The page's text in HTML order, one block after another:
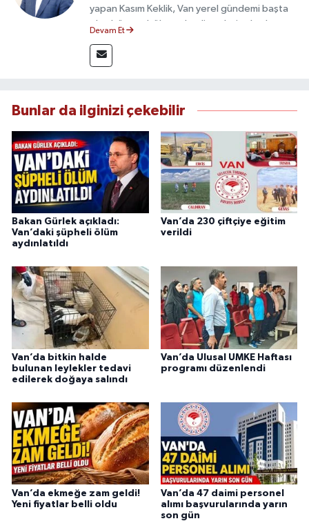
yapan Kasım Keklik, Van yerel gündemi başta
olmak üzere bölgesel gelişmeleri sahadan
deneyimiyle hızlı ve doğru haber üretimine
odaklanan Keklik, tarafsızlık ve etik gazetecilik
Devam Et
Bunlar da ilginizi çekebilir
Bakan Gürlek açıkladı:
Van’daki şüpheli ölüm
aydınlatıldı
Van’da 230 çiftçiye eğitim
verildi
Van’da bitkin halde
bulunan leylekler tedavi
edilerek doğaya salındı
Van’da Ulusal UMKE Haftası
programı düzenlendi
Van’da ekmeğe zam geldi!
Yeni fiyatlar belli oldu
Van’da 47 daimi personel
alımı başvurularında yarın
son gün